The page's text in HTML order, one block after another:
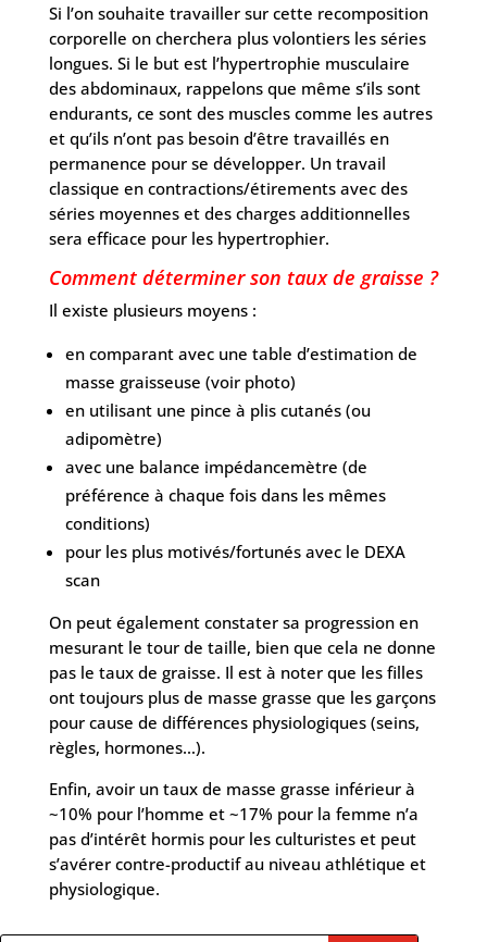
Si l’on souhaite travailler sur cette recomposition
corporelle on cherchera plus volontiers les séries
longues. Si le but est l’hypertrophie musculaire
des abdominaux, rappelons que même s’ils sont
endurants, ce sont des muscles comme les autres
et qu’ils n’ont pas besoin d’être travaillés en
permanence pour se développer. Un travail
classique en contractions/étirements avec des
séries moyennes et des charges additionnelles
sera efficace pour les hypertrophier.
Comment déterminer son taux de graisse ?
Il existe plusieurs moyens :
en comparant avec une table d’estimation de
masse graisseuse (voir photo)
en utilisant une pince à plis cutanés (ou
adipomètre)
avec une balance impédancemètre (de
préférence à chaque fois dans les mêmes
conditions)
pour les plus motivés/fortunés avec le DEXA
scan
On peut également constater sa progression en
mesurant le tour de taille, bien que cela ne donne
pas le taux de graisse. Il est à noter que les filles
ont toujours plus de masse grasse que les garçons
pour cause de différences physiologiques (seins,
règles, hormones…).
Enfin, avoir un taux de masse grasse inférieur à
~10% pour l’homme et ~17% pour la femme n’a
pas d’intérêt hormis pour les culturistes et peut
s’avérer contre-productif au niveau athlétique et
physiologique.